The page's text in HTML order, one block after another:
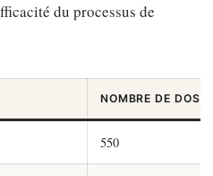
du processus de
NOMBRE DE
550